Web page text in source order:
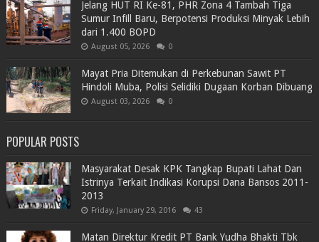
Jelang HUT RI Ke-81, PHR Zona 4 Tambah Tiga
Sumur Infill Baru, Berpotensi Produksi Minyak Lebih
dari 1.400 BOPD
August 05, 2026 0
Mayat Pria Ditemukan di Perkebunan Sawit PT
Hindoli Muba, Polisi Selidiki Dugaan Korban Dibuang
August 03, 2026 0
POPULAR POSTS
Masyarakat Desak KPK Tangkap Bupati Lahat Dan
Istrinya Terkait Indikasi Korupsi Dana Bansos 2011-
2013
Friday, January 29, 2016 43
Matan Direktur Kredit PT Bank Yudha Bhakti Tbk